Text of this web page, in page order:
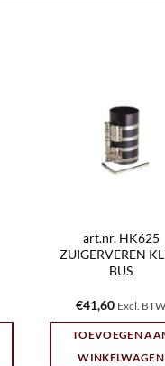
art.nr. HK625
ZUIGERVEREN
BUS
€41,60 Excl. BTW
TOEVOEGEN
WINKELWAGEN